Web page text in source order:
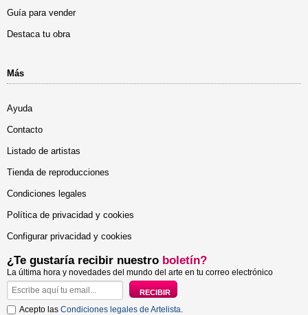
Guía para vender
Destaca tu obra
Más
Ayuda
Contacto
Listado de artistas
Tienda de reproducciones
Condiciones legales
Política de privacidad y cookies
Configurar privacidad y cookies
¿Te gustaría recibir nuestro boletín?
La última hora y novedades del mundo del arte en tu correo electrónico
Acepto las Condiciones legales de Artelista.